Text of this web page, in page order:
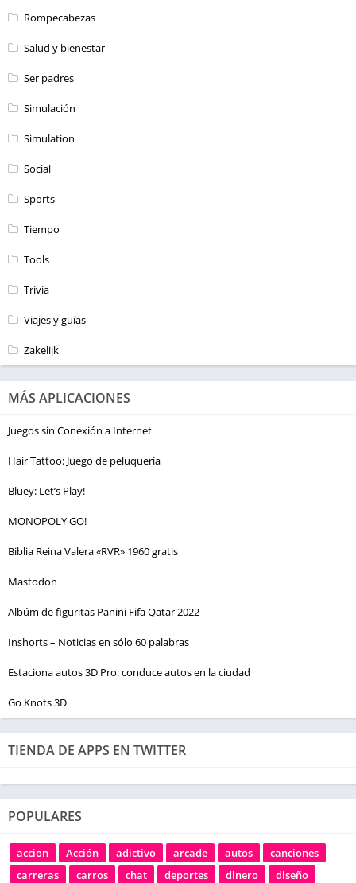
Rompecabezas
Salud y bienestar
Ser padres
Simulación
Simulation
Social
Sports
Tiempo
Tools
Trivia
Viajes y guías
Zakelijk
MÁS APLICACIONES
Juegos sin Conexión a Internet
Hair Tattoo: Juego de peluquería
Bluey: Let’s Play!
MONOPOLY GO!
Biblia Reina Valera «RVR» 1960 gratis
Mastodon
Albúm de figuritas Panini Fifa Qatar 2022
Inshorts – Noticias en sólo 60 palabras
Estaciona autos 3D Pro: conduce autos en la ciudad
Go Knots 3D
TIENDA DE APPS EN TWITTER
POPULARES
accion Acción adictivo arcade autos
canciones
carreras
carros chat deportes dinero diseño